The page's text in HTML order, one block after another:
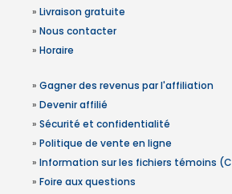
» Livraison gratuite
» Nous contacter
» Horaire
» Gagner des revenus par l'affiliation
» Devenir affilié
» Sécurité et confidentialité
» Politique de vente en ligne
» Information sur les fichiers témoins
» Foire aux questions